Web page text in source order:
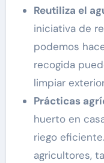
Reutiliza el
iniciativa de
podemos
recogida
limpiar
Prácticas
huerto en
riego
agricultores,